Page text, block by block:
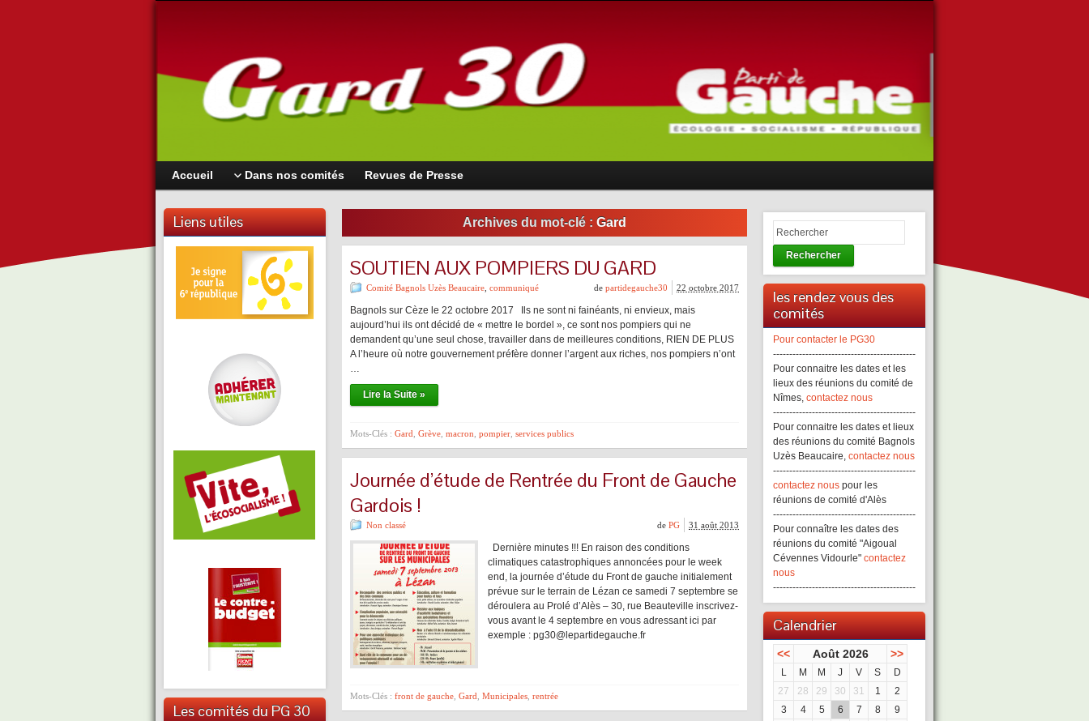
Accueil Dans nos comités Revues de Presse
Liens utiles
Les comités du PG 30
Archives du mot-clé : Gard
SOUTIEN AUX POMPIERS DU GARD
Comité Bagnols Uzès Beaucaire communiqué 22 octobre 2017
de partidegauche30
Bagnols sur Cèze le 22 octobre 2017 Ils ne sont ni fainéants, ni envieux, mais
aujourd’hui ils ont décidé de « mettre le bordel », ce sont nos pompiers qui ne
demandent qu’une seul chose, travailler dans de meilleures conditions, RIEN DE PLUS
A l’heure où notre gouvernement préfère donner l’argent aux riches, nos pompiers n’ont
…
Lire la Suite »
Mots-Clés : Gard Grève macron pompier services publics
Journée d’étude de Rentrée du Front de Gauche
Gardois !
Non classé 31 août 2013
de PG
Dernière minutes !!! En raison des conditions
climatiques catastrophiques annoncées pour le week
end, la journée d’étude du Front de gauche initialement
prévue sur le terrain de Lézan ce samedi 7 septembre se
déroulera au Prolé d’Alès – 30, rue Beauteville inscrivez-
vous avant le 4 septembre en vous adressant ici par
exemple : pg30@lepartidegauche.fr
Mots-Clés : front de gauche Gard Municipales rentrée
Rechercher
les rendez vous des
comités
Pour contacter le PG30
--------------------------------------------
Pour connaitre les dates et les
lieux des réunions du comité de
Nîmes, contactez nous
--------------------------------------------
Pour connaitre les dates et lieux
des réunions du comité Bagnols
Uzès Beaucaire, contactez nous
--------------------------------------------
contactez nous pour les
réunions de comité d'Alès
--------------------------------------------
Pour connaître les dates des
réunions du comité "Aigoual
Cévennes Vidourle" contactez
nous
--------------------------------------------
Calendrier
<< Août 2026 >>
L M M J V S
D
27
28 29 30 31 1
2
3
4 5 6 7 8
9